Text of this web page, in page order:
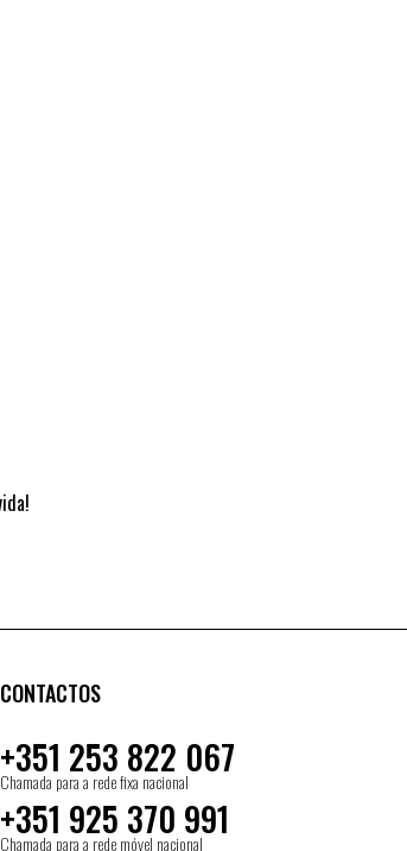
CONTACTOS
+351 253 822 067
Chamada para a rede fixa nacional
+351 925 370 991
Chamada para a rede móvel nacional